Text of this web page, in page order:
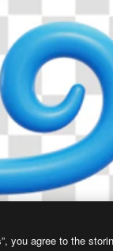
you agree to the